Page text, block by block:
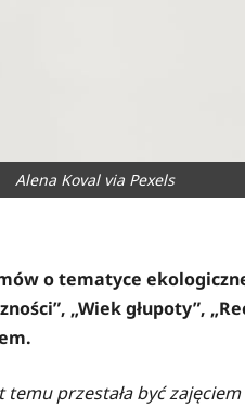
Alena Koval via Pexels
o tematyce
„Wiek głupoty”,
przestała być